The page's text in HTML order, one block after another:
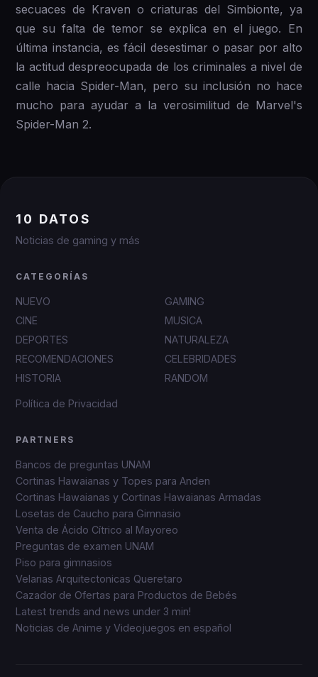
secuaces de Kraven o criaturas del Simbionte, ya
que su falta de temor se explica en el juego. En
última instancia, es fácil desestimar o pasar por alto
la actitud despreocupada de los criminales a nivel de
calle hacia Spider-Man, pero su inclusión no hace
mucho para ayudar a la verosimilitud de Marvel's
Spider-Man 2.
10 DATOS
Noticias de gaming y más
CATEGORÍAS
NUEVO
GAMING
CINE
MUSICA
DEPORTES
NATURALEZA
RECOMENDACIONES
CELEBRIDADES
HISTORIA
RANDOM
Política de Privacidad
PARTNERS
Bancos de preguntas UNAM
Cortinas Hawaianas y Topes para Anden
Cortinas Hawaianas y Cortinas Hawaianas Armadas
Losetas de Caucho para Gimnasio
Venta de Ácido Cítrico al Mayoreo
Preguntas de examen UNAM
Piso para gimnasios
Velarias Arquitectonicas Queretaro
Cazador de Ofertas para Productos de Bebés
Latest trends and news under 3 min!
Noticias de Anime y Videojuegos en español